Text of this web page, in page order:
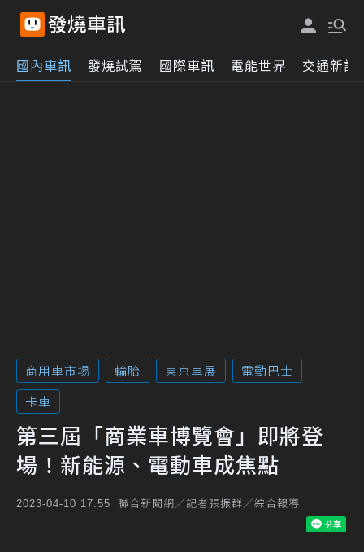
國內車訊 發燒試駕 國際車訊 電能世界 交通新訊
商用車市場 輪胎 東京車展
電動巴士
卡車
第三屆「商業車博覽會」即將登
場！新能源、電動車成焦點
2023-04-10 17:55 聯合新聞網／記者張振群／綜合報導